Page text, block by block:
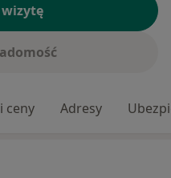
ceny Adresy